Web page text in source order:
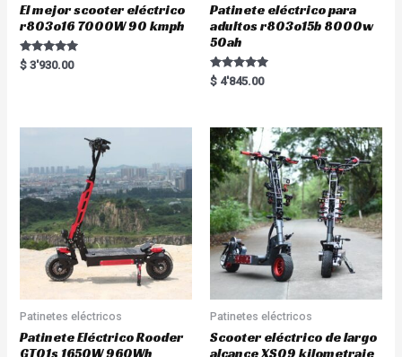
El mejor scooter eléctrico
r803o16 7000W 90 kmph
Rated
5.00
$ 3'930.00
Patinete eléctrico para
adultos r803o15b 8000w
50ah
Rated
5.00
$ 4'845.00
Patinetes eléctricos
Patinete Eléctrico Rooder
GT01s 1650W 960Wh
Patinetes eléctricos
Scooter eléctrico de largo
alcance XS09 kilometraje